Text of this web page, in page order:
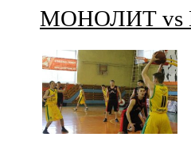
МОНОЛИТ vs